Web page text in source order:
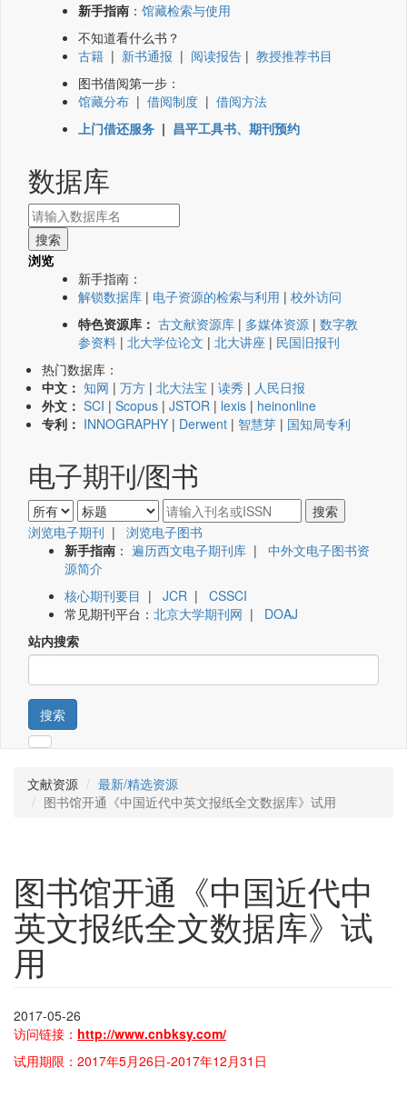
新手指南 ： 馆藏检索与使用
不知道看什么书？
古籍 | 新书通报 | 阅读报告 | 教授推荐书目
图书借阅第一步：
馆藏分布 | 借阅制度 | 借阅方法
上门借还服务 | 昌平工具书、期刊预约
数据库
浏览
新手指南：
解锁数据库 | 电子资源的检索与利用 | 校外访问
特色资源库： 古文献资源库 | 多媒体资源 | 数字教
参资料 | 北大学位论文 | 北大讲座 | 民国旧报刊
热门数据库：
中文： 知网 | 万方 | 北大法宝 | 读秀 | 人民日报
外文： SCI | Scopus | JSTOR | lexis | heinonline
专利： INNOGRAPHY | Derwent | 智慧芽 | 国知局专利
电子期刊/图书
浏览电子期刊 | 浏览电子图书
新手指南 ： 遍历西文电子期刊库 | 中外文电子图书资
源简介
核心期刊要目 | JCR | CSSCI
常见期刊平台： 北京大学期刊网 | DOAJ
站内搜索
搜索
文献资源
最新/精选资源
图书馆开通《中国近代中英文报纸全文数据库》试用
图书馆开通《中国近代中
英文报纸全文数据库》试
用
2017-05-26
访问链接： http://www.cnbksy.com/
试用期限：2017年5月26日-2017年12月31日